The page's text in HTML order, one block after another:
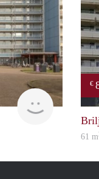
finder
€
61 m